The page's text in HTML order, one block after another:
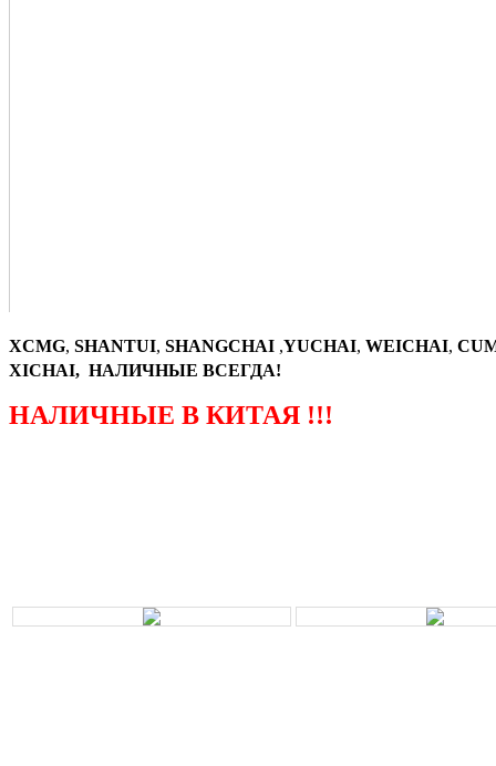
XCMG, SHANTUI, SHANGCHAI ,YUCHAI, WEICHAI,
XICHAI, НАЛИЧНЫЕ ВСЕГДА!
НАЛИЧНЫЕ В КИТАЯ !!!